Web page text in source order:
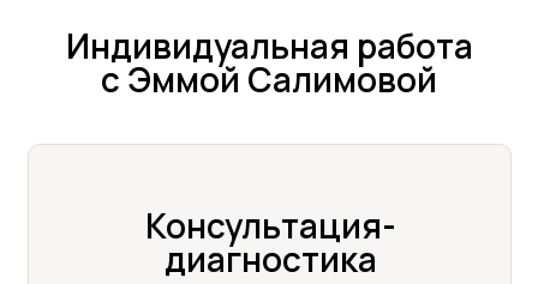
Индивидуальная работа
с Эммой Салимовой
Консультация-
диагностика